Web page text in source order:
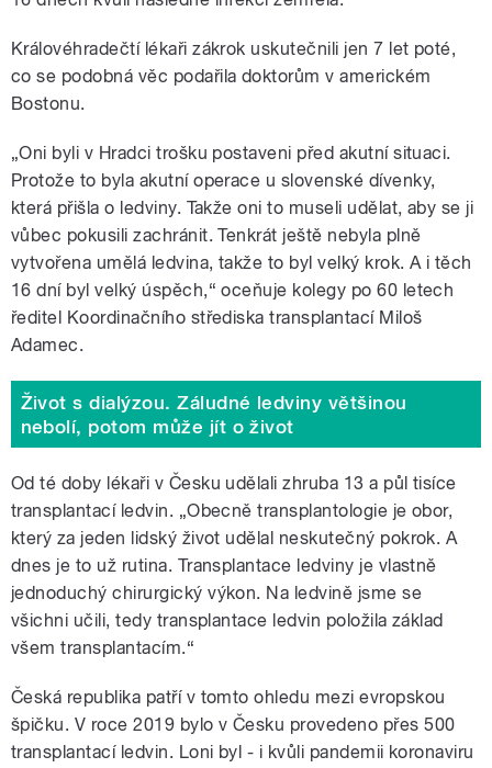
Královéhradečtí lékaři zákrok uskutečnili jen 7 let poté,
co se podobná věc podařila doktorům v americkém
Bostonu.
„Oni byli v Hradci trošku postaveni před akutní situaci.
Protože to byla akutní operace u slovenské dívenky,
která přišla o ledviny. Takže oni to museli udělat, aby se ji
vůbec pokusili zachránit. Tenkrát ještě nebyla plně
vytvořena umělá ledvina, takže to byl velký krok. A i těch
16 dní byl velký úspěch,“ oceňuje kolegy po 60 letech
ředitel Koordinačního střediska transplantací Miloš
Adamec.
Život s dialýzou. Záludné ledviny většinou
nebolí, potom může jít o život
Od té doby lékaři v Česku udělali zhruba 13 a půl tisíce
transplantací ledvin. „Obecně transplantologie je obor,
který za jeden lidský život udělal neskutečný pokrok. A
dnes je to už rutina. Transplantace ledviny je vlastně
jednoduchý chirurgický výkon. Na ledvině jsme se
všichni učili, tedy transplantace ledvin položila základ
všem transplantacím.“
Česká republika patří v tomto ohledu mezi evropskou
špičku. V roce 2019 bylo v Česku provedeno přes 500
transplantací ledvin. Loni byl - i kvůli pandemii koronaviru